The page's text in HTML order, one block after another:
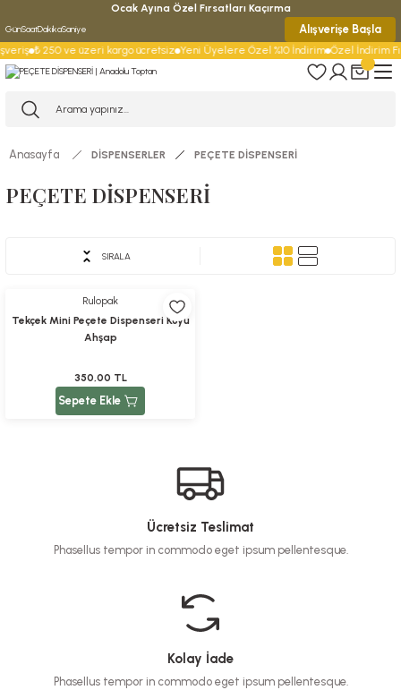
Ocak Ayına Özel Fırsatları Kaçırma
GünSaatDakikaSaniye Alışverişe Başla
₺ 250 ve üzeri kargo ücretsiz Yeni Üyelere Özel %10 İndirim Özel İndirim
Anasayfa DİSPENSERLER PEÇETE DİSPENSERİ
PEÇETE DİSPENSERİ
SIRALA
Rulopak
Tekçek Mini Peçete Dispenseri Koyu
Ahşap
350,00 TL
Sepete Ekle
Ücretsiz Teslimat
Phasellus tempor in commodo eget ipsum pellentesque.
Kolay İade
Phasellus tempor in commodo eget ipsum pellentesque.